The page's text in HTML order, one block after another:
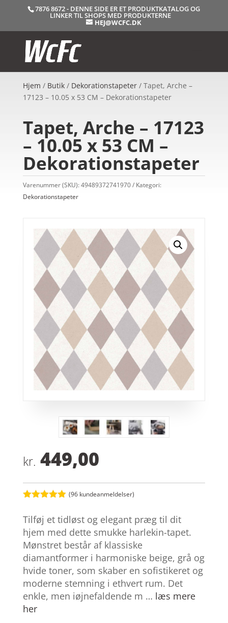
7876 8672 - DENNE SIDE ER ET PRODUKTKATALOG OG
LINKER TIL SHOPS MED PRODUKTERNE
HEJ@WCFC.DK
Hjem / Butik/ Dekorationstapeter/ Tapet, Arche –
17123 – 10.05 x 53 CM – Dekorationstapeter
Tapet, Arche – 17123
– 10.05 x 53 CM –
Dekorationstapeter
Varenummer (SKU):49489372741970
Kategori:
Dekorationstapeter
kr. 449,00
ud af 5
baseret på
kundebedøm
melser
(96 kundeanmeldelser)
Tilføj et tidløst og elegant præg til dit
hjem med dette smukke harlekin-tapet.
Mønstret består af klassiske
diamantformer i harmoniske beige, grå og
hvide toner, som skaber en sofistikeret og
moderne stemning i ethvert rum. Det
enkle, men iøjnefaldende m … læs mere
her